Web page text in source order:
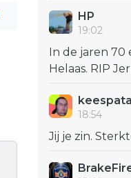
HP
19:02
In de jaren 70
Helaas. RIP
18:54
Jij je zin.